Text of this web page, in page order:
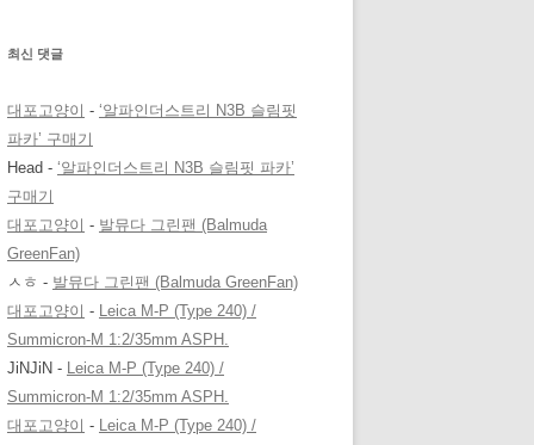
최신 댓글
대포고양이 - ‘알파인더스트리 N3B 슬림핏
파카’ 구매기
Head - ‘알파인더스트리 N3B 슬림핏 파카’
구매기
대포고양이 - 발뮤다 그린팬 (Balmuda
GreenFan)
ㅅㅎ - 발뮤다 그린팬 (Balmuda GreenFan)
대포고양이 - Leica M-P (Type 240) /
Summicron-M 1:2/35mm ASPH.
JiNJiN - Leica M-P (Type 240) /
Summicron-M 1:2/35mm ASPH.
대포고양이 - Leica M-P (Type 240) /